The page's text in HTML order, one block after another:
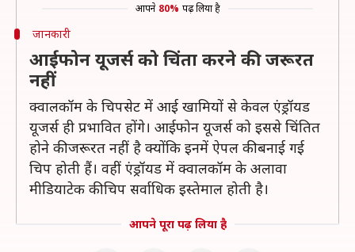
आपने 80% पढ़ लिया है
जानकारी
आईफोन यूजर्स को चिंता करने की जरूरत
नहीं
क्वालकॉम के चिपसेट में आई खामियों से केवल एंड्रॉयड
यूजर्स ही प्रभावित होंगे। आईफोन यूजर्स को इससे चिंतित
होने की जरूरत नहीं है क्योंकि इनमें ऐपल की बनाई गई
चिप होती हैं। वहीं एंड्रॉयड में क्वालकॉम के अलावा
मीडियाटेक की चिप सर्वाधिक इस्तेमाल होती है।
आपने पूरा पढ़ लिया है